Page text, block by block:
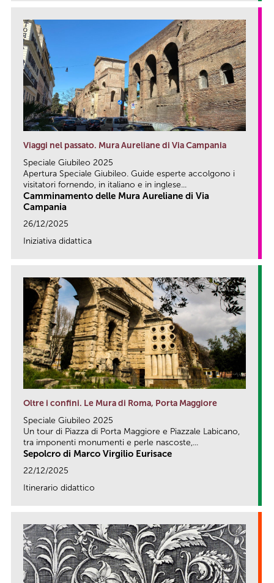
Viaggi nel passato. Mura Aureliane di Via Campania
Speciale Giubileo 2025
Apertura Speciale Giubileo. Guide esperte accolgono i
visitatori fornendo, in italiano e in inglese...
Camminamento delle Mura Aureliane di Via
Campania
26/12/2025
Iniziativa didattica
Oltre i confini. Le Mura di Roma, Porta Maggiore
Speciale Giubileo 2025
Un tour di Piazza di Porta Maggiore e Piazzale Labicano,
tra imponenti monumenti e perle nascoste,...
Sepolcro di Marco Virgilio Eurisace
22/12/2025
Itinerario didattico